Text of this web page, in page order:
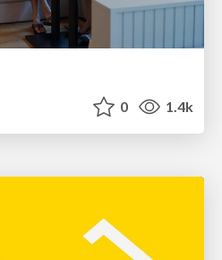
0 1.4k